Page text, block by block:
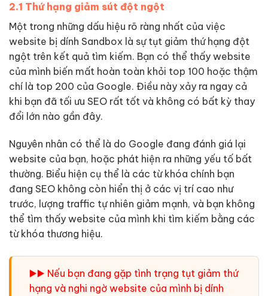
2.1 Thứ hạng giảm sút đột ngột
Một trong những dấu hiệu rõ ràng nhất của việc
website bị dính Sandbox là sự tụt giảm thứ hạng đột
ngột trên kết quả tìm kiếm. Bạn có thể thấy website
của mình biến mất hoàn toàn khỏi top 100 hoặc thậm
chí là top 200 của Google. Điều này xảy ra ngay cả
khi bạn đã tối ưu SEO rất tốt và không có bất kỳ thay
đổi lớn nào gần đây.
Nguyên nhân có thể là do Google đang đánh giá lại
website của bạn, hoặc phát hiện ra những yếu tố bất
thường. Biểu hiện cụ thể là các từ khóa chính bạn
đang SEO không còn hiển thị ở các vị trí cao như
trước, lượng traffic tự nhiên giảm mạnh, và bạn không
thể tìm thấy website của mình khi tìm kiếm bằng các
từ khóa thương hiệu.
▶️▶️ Nếu bạn đang gặp tình trạng tụt giảm thứ
hạng và nghi ngờ website của mình bị dính